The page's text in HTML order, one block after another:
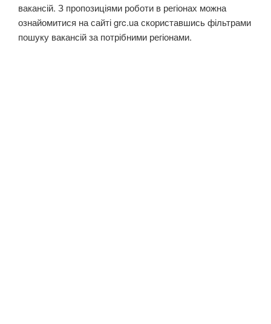
вакансій. З пропозиціями роботи в регіонах можна
ознайомитися на сайті grc.ua скориставшись фільтрами
пошуку вакансій за потрібними регіонами.